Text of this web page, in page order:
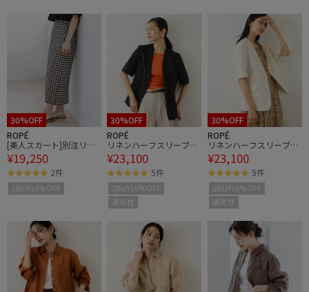
30%OFF
ROPÉ
[美人スカート]別注リネ
ン混ギンガムチェックポ
ケット付きタイトスカー
ト/イージーケア
¥19,250
2件
2BUY10%OFF
30%OFF
ROPÉ
リネンハーフスリーブノ
ーカラージャケット
¥23,100
5件
2BUY10%OFF
通気性
30%OFF
ROPÉ
リネンハーフスリーブノ
ーカラージャケット
¥23,100
5件
2BUY10%OFF
通気性